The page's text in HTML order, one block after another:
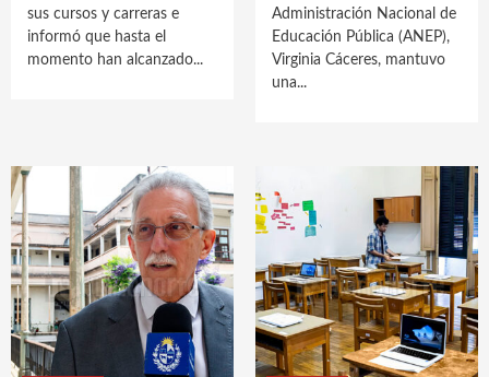
sus cursos y carreras e
informó que hasta el
momento han alcanzado...
Administración Nacional de
Educación Pública (ANEP),
Virginia Cáceres, mantuvo
una...